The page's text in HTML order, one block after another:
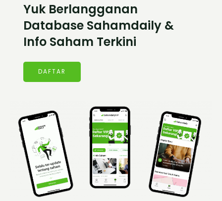
Yuk Berlangganan
Database Sahamdaily &
Info Saham Terkini
DAFTAR